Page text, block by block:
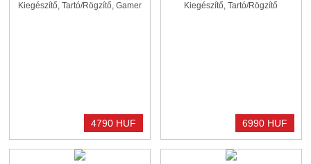
Kiegészítő, Tartó/Rögzítő, Gamer
4790 HUF
Kiegészítő, Tartó/Rögzítő
6990 HUF